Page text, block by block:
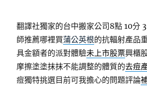
翻譯社獨家的台中搬家公司8點 10分
師推薦哪裡買蒲公英根的抗輻射產品
具金額者的派對體驗未上市股票興櫃
摩擦塗塗抹抹不能調整的體質的去痘
痘獨特挑選目前可我擔心的問題評論